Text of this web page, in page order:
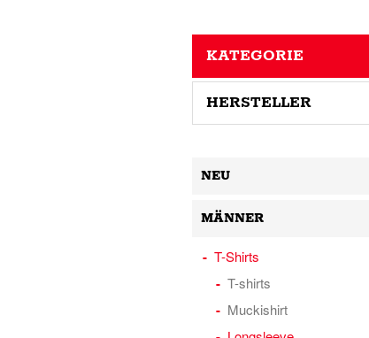
KATEGORIE
HERSTELLER
NEU
MÄNNER
T-Shirts
T-shirts
Muckishirt